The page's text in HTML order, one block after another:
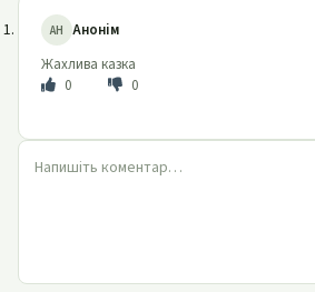
АН Анонім
Жахлива казка
0
0